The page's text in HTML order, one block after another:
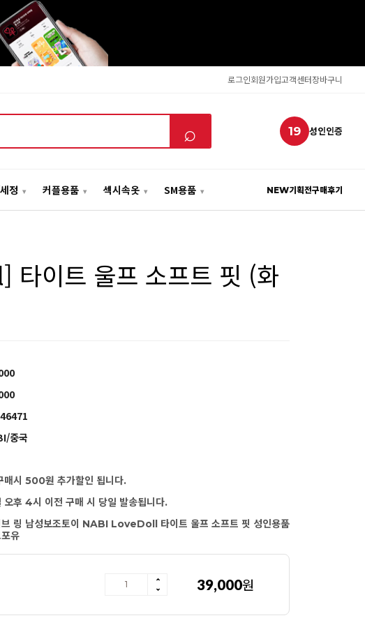
로그인회원가입고객센터장바구니
⌕ 19 성인인증
정 커플용품 섹시속옷 SM용품 NEW기획전구매후기
타이트 울프 소프트 핏 (화
중국
매시 500원 추가할인 됩니다.
오후 4시 이전 구매 시 당일 발송됩니다.
브 링 남성보조토이 NABI LoveDoll 타이트 울프 소프트 핏 성인용품
유
39,000원